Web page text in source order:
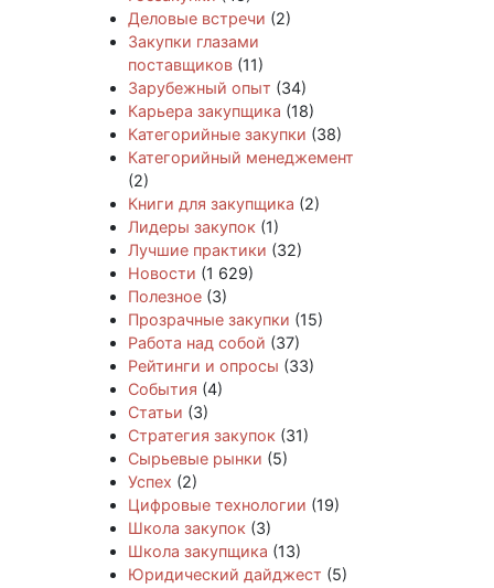
Деловые встречи (2)
Закупки глазами
поставщиков (11)
Зарубежный опыт (34)
Карьера закупщика (18)
Категорийные закупки (38)
Категорийный менеджемент
(2)
Книги для закупщика (2)
Лидеры закупок (1)
Лучшие практики (32)
Новости (1 629)
Полезное (3)
Прозрачные закупки (15)
Работа над собой (37)
Рейтинги и опросы (33)
События (4)
Статьи (3)
Стратегия закупок (31)
Сырьевые рынки (5)
Успех (2)
Цифровые технологии (19)
Школа закупок (3)
Школа закупщика (13)
Юридический дайджест (5)